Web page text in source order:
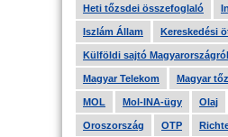
Heti tőzsdei összefoglaló
Iszlám Állam Kereskedési
Külföldi sajtó Magyarországról
Magyar Telekom Magyar
MOL Mol-INA-ügy Olaj
Oroszország OTP